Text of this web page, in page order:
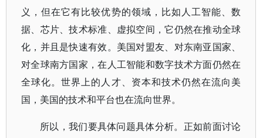
义，但在它有比较优势的领域，比如人工智能、数
据、芯片、技术标准、虚拟空间，它仍然在推动全球
化，并且是快速有效。美国对盟友、对东南亚国家、
对全球南方国家，在人工智能和数字技术方面仍然在
全球化。世界上的人才、资本和技术仍然在流向美
国，美国的技术和平台也在流向世界。
所以，我们要具体问题具体分析。正如前面讨论